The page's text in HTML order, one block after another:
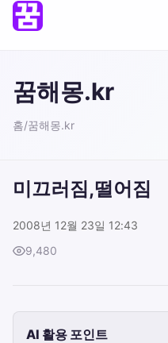
꿈해몽.kr
홈/꿈해몽.kr
미끄러짐,떨어짐
2008년 12월 23일 12:43
9,480
AI 활용 포인트